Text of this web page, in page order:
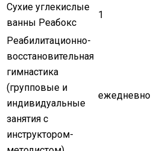
Сухие углекислые
ванны Реабокс
1
Реабилитационно-
восстановительная
гимнастика
(групповые и
индивидуальные
занятия с
инструктором-
ежедневно